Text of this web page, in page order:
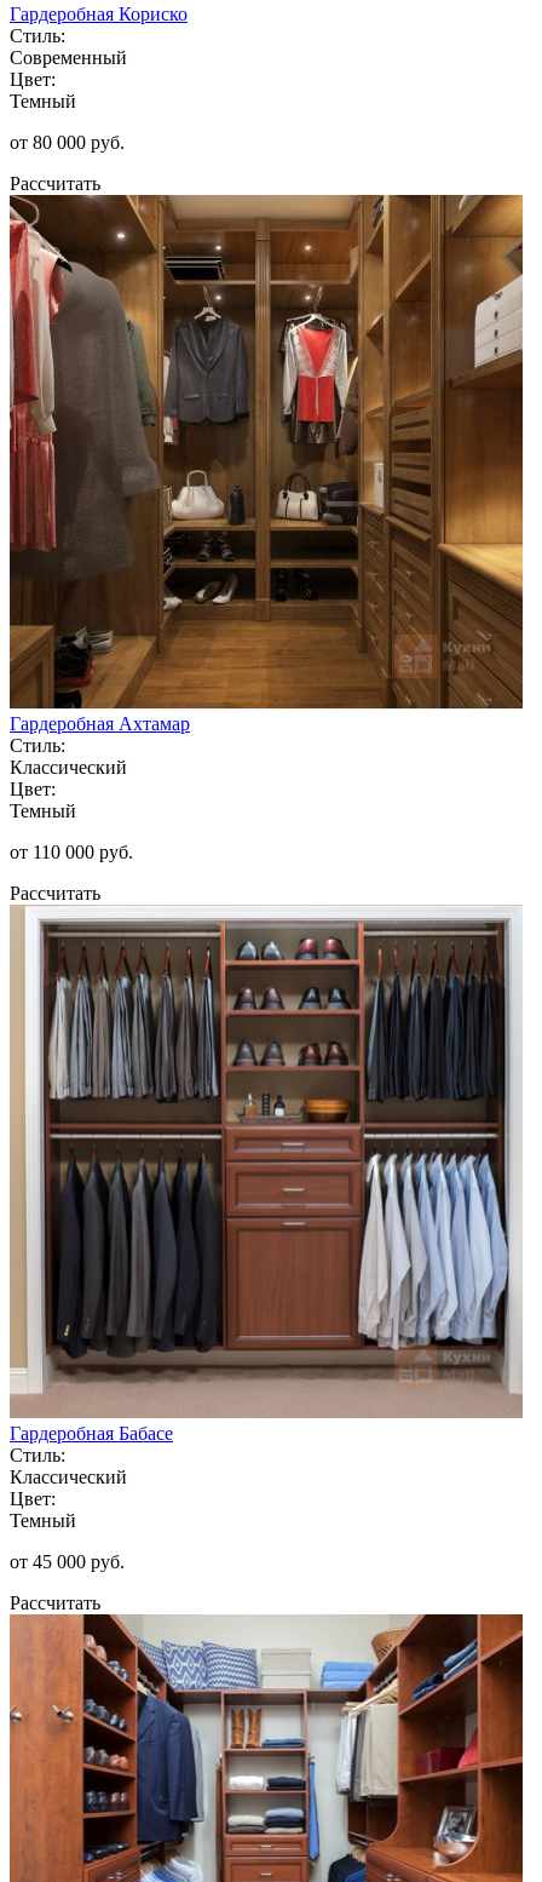
Гардеробная Кориско
Стиль:
Современный
Цвет:
Темный
от 80 000 руб.
Рассчитать
Гардеробная Ахтамар
Стиль:
Классический
Цвет:
Темный
от 110 000 руб.
Рассчитать
Гардеробная Бабасе
Стиль:
Классический
Цвет:
Темный
от 45 000 руб.
Рассчитать